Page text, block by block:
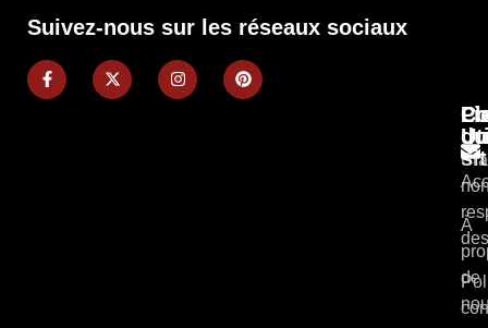
Suivez-nous sur les réseaux sociaux
du
À
de